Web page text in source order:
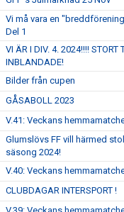
Vi må vara en
Del 1
VI ÄR I DIV. 4. 2024!!!!
INBLANDADE!
Bilder från cupen
GÅSABOLL 2023
V.41: Veckans
Glumslövs FF vill härmed
säsong 2024!
V.40: Veckans
CLUBDAGAR INTERSPORT !